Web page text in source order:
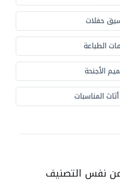
حفلات
الطباعة
الأجنحة
المناسبات
من نفس التصنيف